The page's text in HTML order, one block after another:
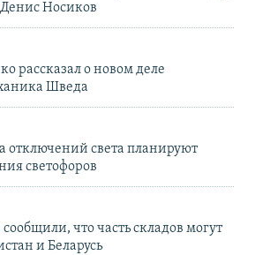
Носиков
рассказал о новом деле
Шведа
отключений света планируют
светофоров
что часть складов могут
и Беларусь